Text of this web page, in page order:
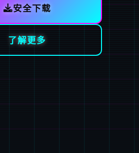
安全下载
了解更多